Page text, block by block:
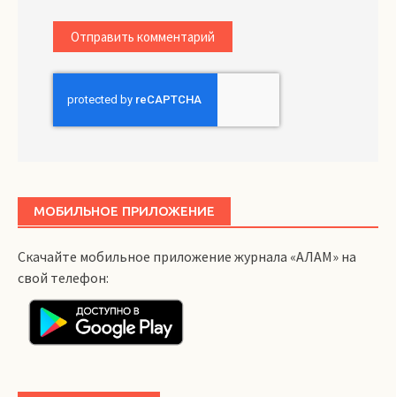
МОБИЛЬНОЕ ПРИЛОЖЕНИЕ
Скачайте мобильное приложение журнала «АЛАМ» на
свой телефон: